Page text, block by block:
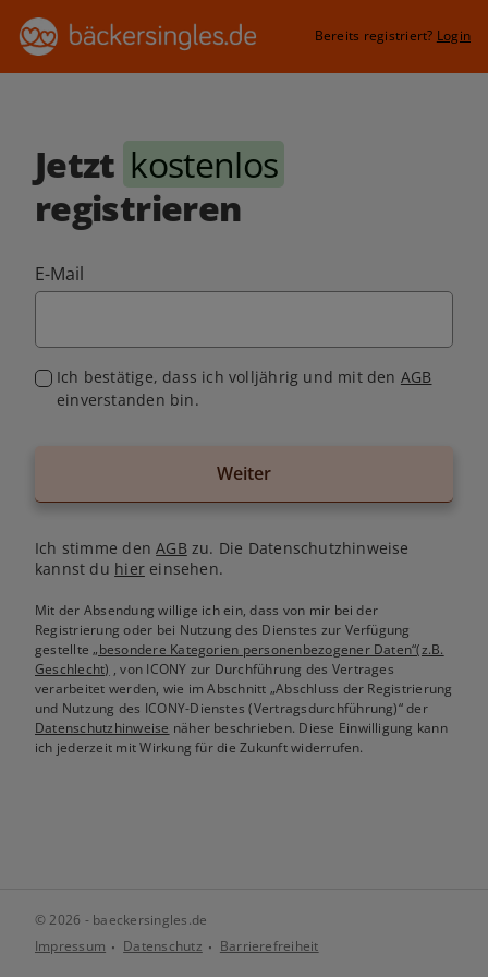
Bereits registriert? Login
Jetzt kostenlos
registrieren
E-Mail
Ich bestätige, dass ich volljährig und mit den AGB
einverstanden bin.
Weiter
Ich stimme denAGB zu. Die Datenschutzhinweise
kannst du hiereinsehen.
Mit der Absendung willige ich ein, dass von mir bei der
Registrierung oder bei Nutzung des Dienstes zur Verfügung
gestellte„besondere Kategorien personenbezogener Daten“(z.B.
Geschlecht) , von ICONY zur Durchführung des Vertrages
verarbeitet werden, wie im Abschnitt „Abschluss der Registrierung
und Nutzung des ICONY-Dienstes (Vertragsdurchführung)“ der
Datenschutzhinweise näher beschrieben. Diese Einwilligung kann
ich jederzeit mit Wirkung für die Zukunft widerrufen.
© 2026 - baeckersingles.de
Impressum
Datenschutz Barrierefreiheit